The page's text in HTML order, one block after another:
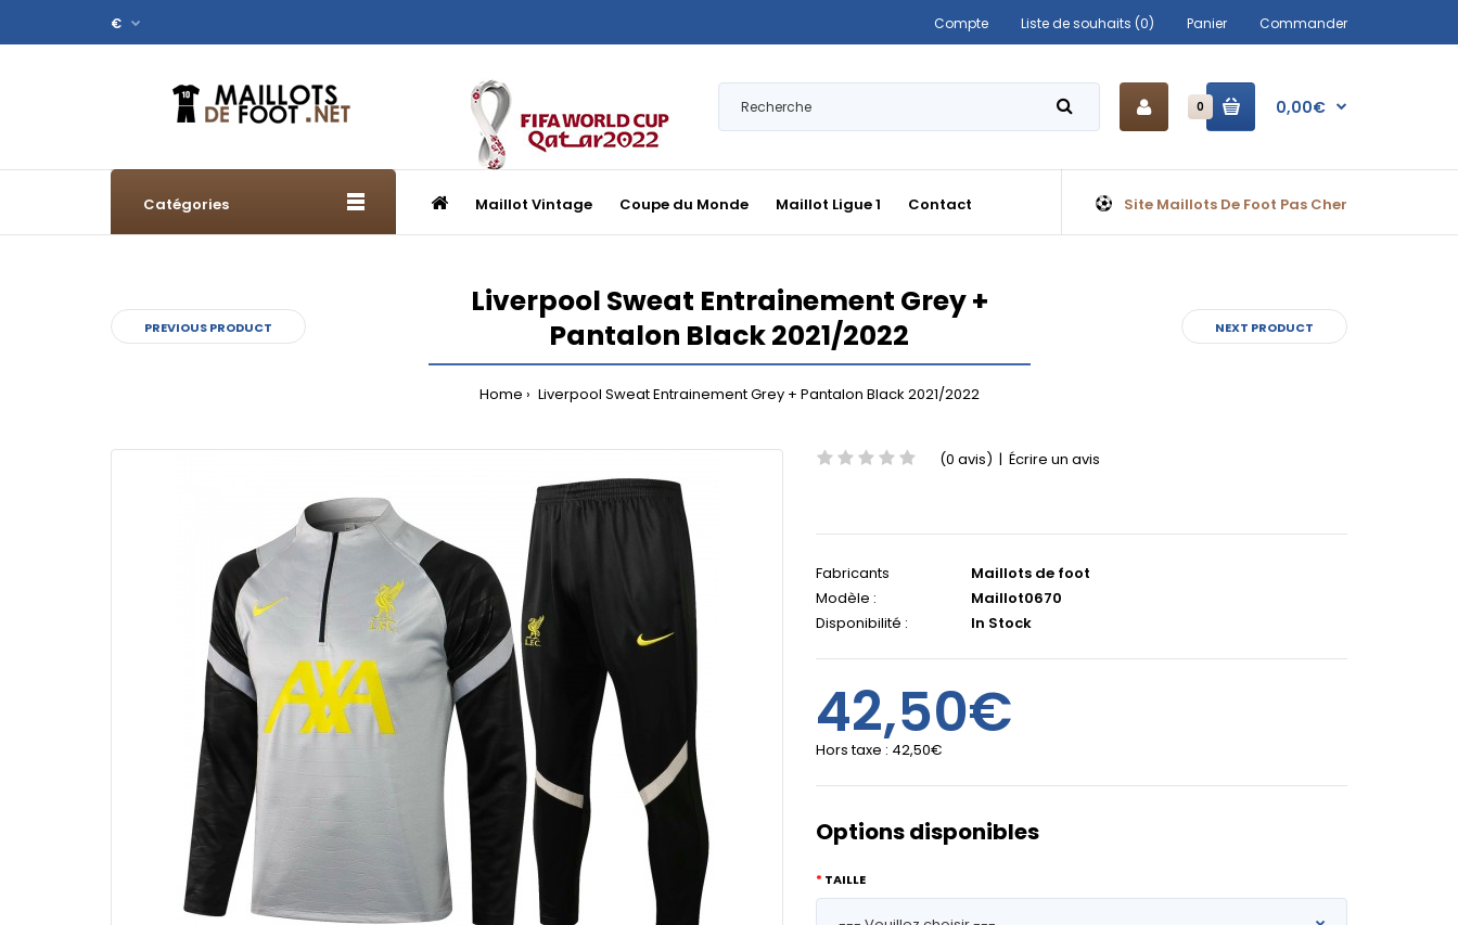
Compte Liste de souhaits (0) Panier Commander
€
0 0,00€
Catégories Maillot Vintage Coupe du Monde Maillot Ligue 1 Contact Site Maillots De Foot Pas Cher
PREVIOUS PRODUCT
Liverpool Sweat Entrainement Grey +
Pantalon Black 2021/2022
Home Liverpool Sweat Entrainement Grey + Pantalon Black 2021/2022
NEXT PRODUCT
(0 avis) | Écrire un avis
Fabricants
Maillots de foot
Modèle :
Maillot0670
Disponibilité :
In Stock
42,50€
Hors taxe : 42,50€
Options disponibles
TAILLE